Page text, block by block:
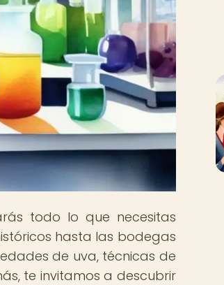
todo lo que necesitas
hasta las bodegas
de uva, técnicas de
te invitamos a descubrir